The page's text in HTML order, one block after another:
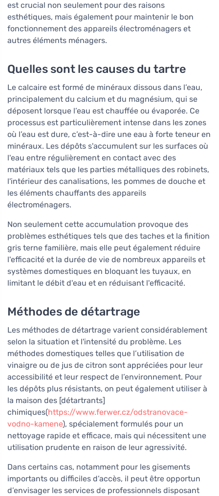
est crucial non seulement pour des raisons
esthétiques, mais également pour maintenir le bon
fonctionnement des appareils électroménagers et
autres éléments ménagers.
Quelles sont les causes du tartre
Le calcaire est formé de minéraux dissous dans l’eau,
principalement du calcium et du magnésium, qui se
déposent lorsque l’eau est chauffée ou évaporée. Ce
processus est particulièrement intense dans les zones
où l’eau est dure, c’est-à-dire une eau à forte teneur en
minéraux. Les dépôts s'accumulent sur les surfaces où
l'eau entre régulièrement en contact avec des
matériaux tels que les parties métalliques des robinets,
l'intérieur des canalisations, les pommes de douche et
les éléments chauffants des appareils
électroménagers.
Non seulement cette accumulation provoque des
problèmes esthétiques tels que des taches et la finition
gris terne familière, mais elle peut également réduire
l'efficacité et la durée de vie de nombreux appareils et
systèmes domestiques en bloquant les tuyaux, en
limitant le débit d'eau et en réduisant l'efficacité.
Méthodes de détartrage
Les méthodes de détartrage varient considérablement
selon la situation et l'intensité du problème. Les
méthodes domestiques telles que l’utilisation de
vinaigre ou de jus de citron sont appréciées pour leur
accessibilité et leur respect de l’environnement. Pour
les dépôts plus résistants, on peut également utiliser à
la maison des [détartrants]
chimiques(https://www.ferwer.cz/odstranovace-
vodno-kamene), spécialement formulés pour un
nettoyage rapide et efficace, mais qui nécessitent une
utilisation prudente en raison de leur agressivité.
Dans certains cas, notamment pour les gisements
importants ou difficiles d’accès, il peut être opportun
d’envisager les services de professionnels disposant